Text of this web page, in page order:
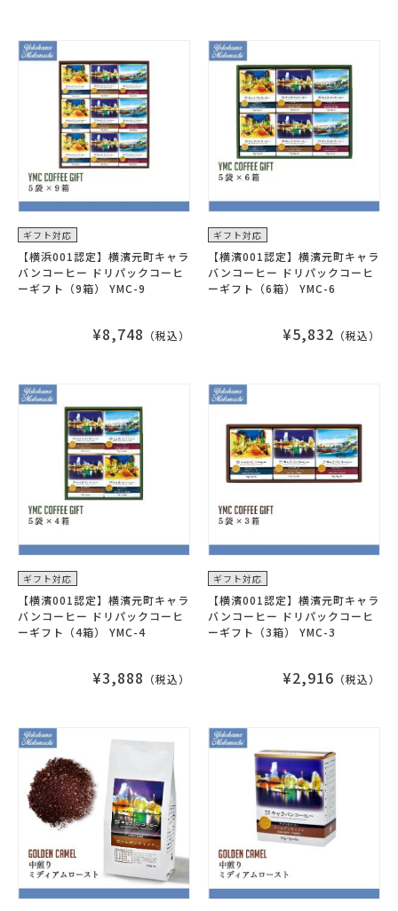
ギフト対応
【横浜001認定】横濱元町キャラ
バンコーヒー ドリパックコーヒ
ーギフト（9箱） YMC-9
¥8,748 （税込）
ギフト対応
【横濱001認定】横濱元町キャラ
バンコーヒー ドリパックコーヒ
ーギフト（6箱） YMC-6
¥5,832 （税込）
ギフト対応
【横濱001認定】横濱元町キャラ
バンコーヒー ドリパックコーヒ
ーギフト（4箱） YMC-4
¥3,888 （税込）
ギフト対応
【横濱001認定】横濱元町キャラ
バンコーヒー ドリパックコーヒ
ーギフト（3箱） YMC-3
¥2,916 （税込）